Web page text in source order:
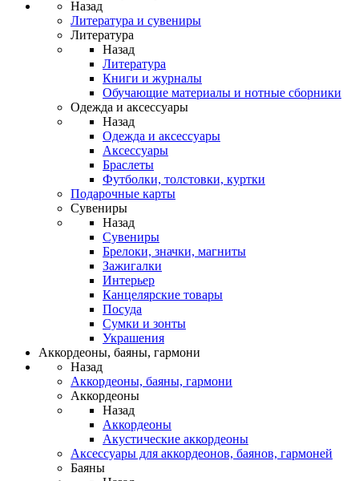
Назад
Литература и сувениры
Литература
Назад
Литература
Книги и журналы
Обучающие материалы и нотные сборники
Одежда и аксессуары
Назад
Одежда и аксессуары
Аксессуары
Браслеты
Футболки, толстовки, куртки
Подарочные карты
Сувениры
Назад
Сувениры
Брелоки, значки, магниты
Зажигалки
Интерьер
Канцелярские товары
Посуда
Сумки и зонты
Украшения
Аккордеоны, баяны, гармони
Назад
Аккордеоны, баяны, гармони
Аккордеоны
Назад
Аккордеоны
Акустические аккордеоны
Аксессуары для аккордеонов, баянов, гармоней
Баяны